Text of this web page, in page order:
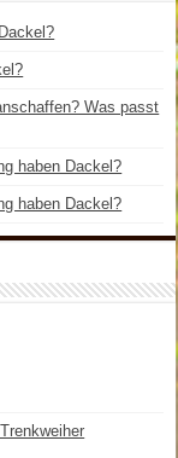
Was passt
haben Dackel?
haben Dackel?